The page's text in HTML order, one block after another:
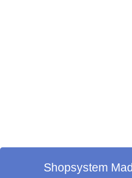
Shopsystem